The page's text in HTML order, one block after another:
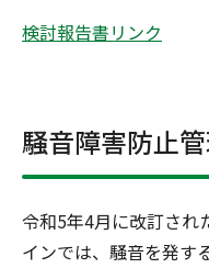
検討報告書リンク
騒音障害防止
令和5年4月に改訂され
インでは、騒音を発す